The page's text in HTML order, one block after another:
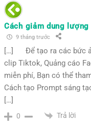
Cách giảm dung
9 tháng trước
[…] Để tạo ra các bức
clip Tiktok, Quảng cáo
miễn phí, Bạn có thể
Cách tạo Prompt sáng
[…]
0 Trả lời